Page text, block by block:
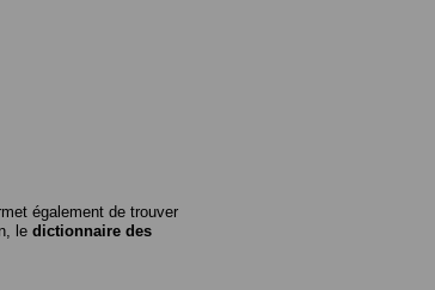
également de trouver
le dictionnaire des